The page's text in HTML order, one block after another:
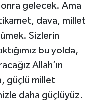
gelecek. Ama
dava, millet
Sizlerin
bu yolda,
Allah’ın
güçlü millet
daha güçlüyüz.